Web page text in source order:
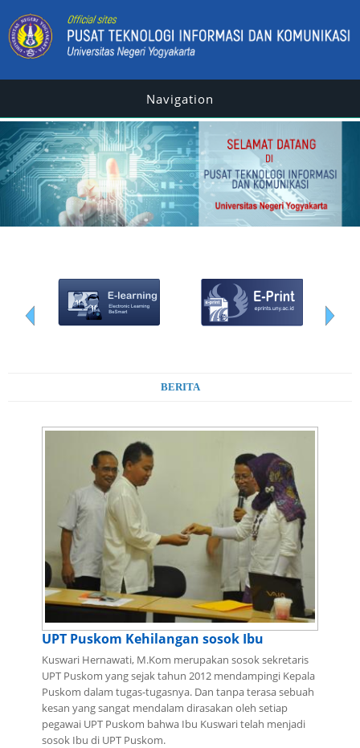
Navigation
BERITA
UPT Puskom Kehilangan sosok Ibu
Kuswari Hernawati, M.Kom merupakan sosok sekretaris
UPT Puskom yang sejak tahun 2012 mendampingi Kepala
Puskom dalam tugas-tugasnya. Dan tanpa terasa sebuah
kesan yang sangat mendalam dirasakan oleh setiap
pegawai UPT Puskom bahwa Ibu Kuswari telah menjadi
sosok Ibu di UPT Puskom.